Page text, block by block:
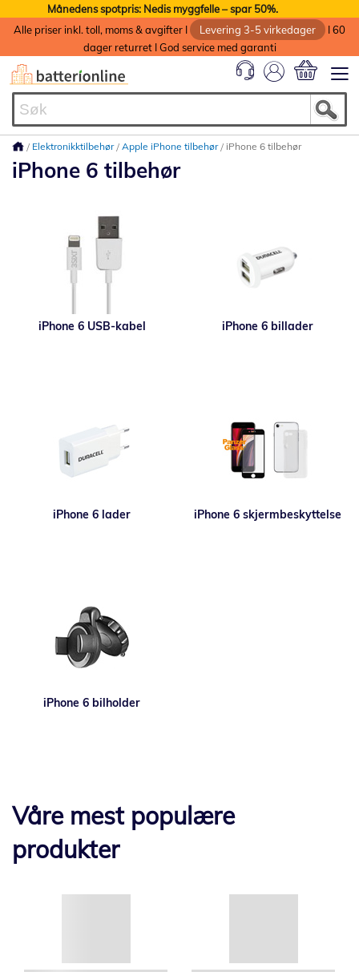
Månedens spotpris: Nedis myggfelle – spar 50%.
Alle priser inkl. toll, moms & avgifter I
Levering 3-5 virkedager
I 60
dager returret I God service med garanti
Elektronikktilbehør Apple iPhone tilbehør iPhone 6 tilbehør
iPhone 6 tilbehør
iPhone 6 USB-kabel iPhone 6 billader
iPhone 6 lader iPhone 6 skjermbeskyttelse
iPhone 6 bilholder
Våre mest populære
produkter